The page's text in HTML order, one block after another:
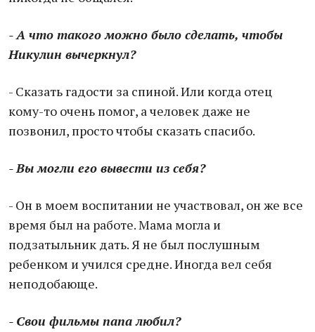
- А что такого можно было сделать, чтобы
Никулин вычеркнул?
- Сказать гадости за спиной. Или когда отец
кому-то очень помог, а человек даже не
позвонил, просто чтобы сказать спасибо.
- Вы могли его вывести из себя?
- Он в моем воспитании не участвовал, он же все
время был на работе. Мама могла и
подзатыльник дать. Я не был послушным
ребенком и учился средне. Иногда вел себя
неподобающе.
- Свои фильмы папа любил?